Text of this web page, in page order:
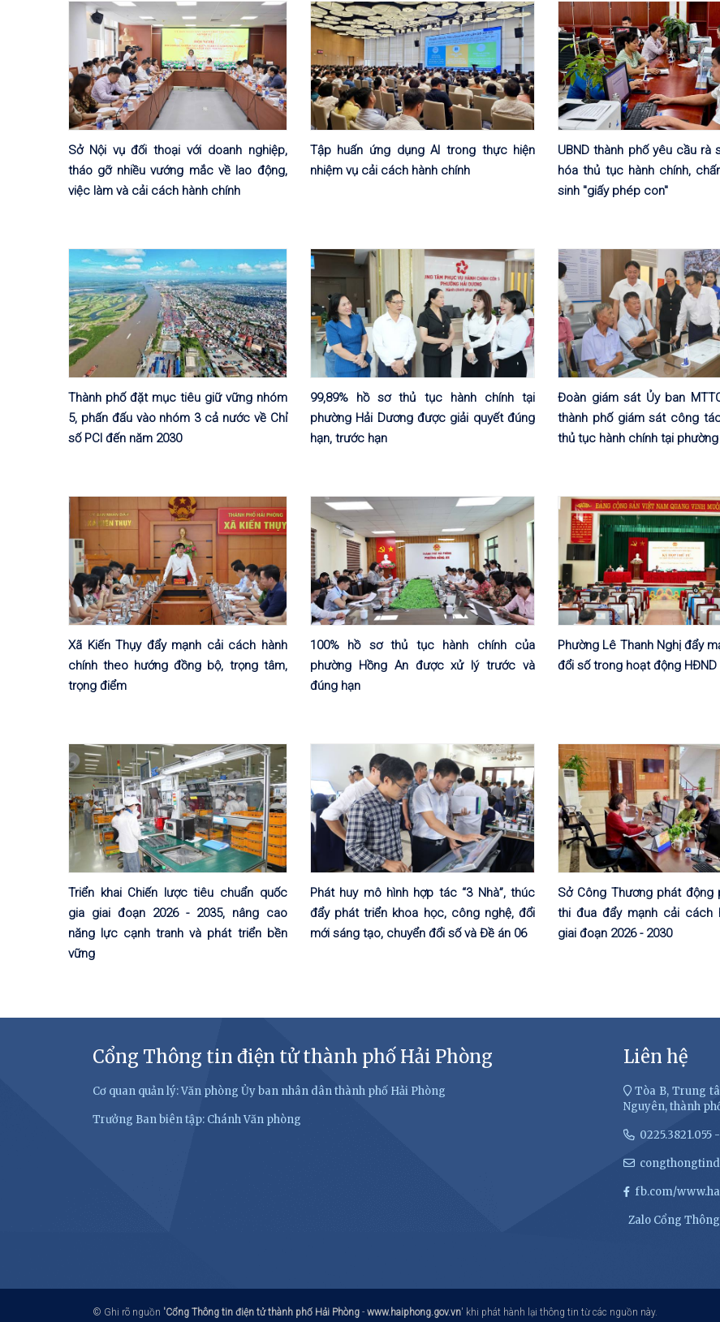
Sở Nội vụ đối thoại với doanh nghiệp,
tháo gỡ nhiều vướng mắc về lao động,
việc làm và cải cách hành chính
Tập huấn ứng dụng AI trong thực hiện
nhiệm vụ cải cách hành chính
UBND thành phố yêu cầu rà
hóa thủ tục hành chính,
sinh "giấy phép con"
Thành phố đặt mục tiêu giữ vững nhóm
5, phấn đấu vào nhóm 3 cả nước về Chỉ
số PCI đến năm 2030
99,89% hồ sơ thủ tục hành chính tại
phường Hải Dương được giải quyết đúng
hạn, trước hạn
Đoàn giám sát Ủy ban
thành phố giám sát công
thủ tục hành chính tại phường
Xã Kiến Thụy đẩy mạnh cải cách hành
chính theo hướng đồng bộ, trọng tâm,
trọng điểm
100% hồ sơ thủ tục hành chính của
phường Hồng An được xử lý trước và
đúng hạn
Phường Lê Thanh Nghị đẩy
đổi số trong hoạt động HĐND
Triển khai Chiến lược tiêu chuẩn quốc
gia giai đoạn 2026 - 2035, nâng cao
năng lực cạnh tranh và phát triển bền
vững
Phát huy mô hình hợp tác “3 Nhà”, thúc
đẩy phát triển khoa học, công nghệ, đổi
mới sáng tạo, chuyển đổi số và Đề án 06
Sở Công Thương phát động
thi đua đẩy mạnh cải cách
giai đoạn 2026 - 2030
Cổng Thông tin điện tử thành phố Hải Phòng
Cơ quan quản lý: Văn phòng Ủy ban nhân dân thành phố Hải Phòng
Trưởng Ban biên tập: Chánh Văn phòng
Liên hệ
Tòa B, Trung
Nguyên, thành
0225.3821.055 -
fb.com/
Zalo Cổng
© Ghi rõ nguồn 'Cổng Thông tin điện tử thành phố Hải Phòng - www.haiphong.gov.vn' khi phát hành lại thông tin từ các nguồn này.